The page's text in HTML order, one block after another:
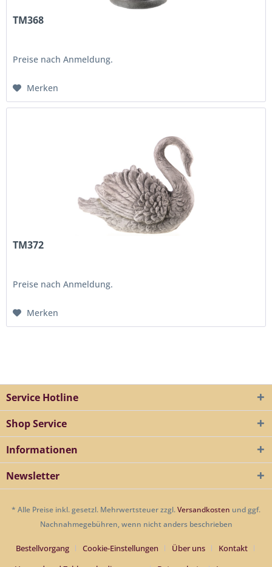
TM368
Preise nach Anmeldung.
Merken
TM372
Preise nach Anmeldung.
Merken
Service Hotline
Shop Service
Informationen
Newsletter
* Alle Preise inkl. gesetzl. Mehrwertsteuer zzgl.Versandkosten und ggf.
Nachnahmegebühren, wenn nicht anders beschrieben
Bestellvorgang Cookie-Einstellungen Über uns
Kontakt